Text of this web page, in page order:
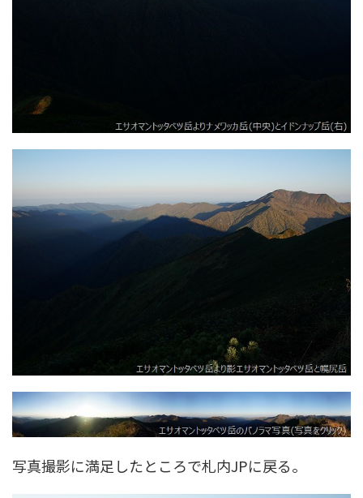
写真撮影に満足したところで札内JPに戻る。